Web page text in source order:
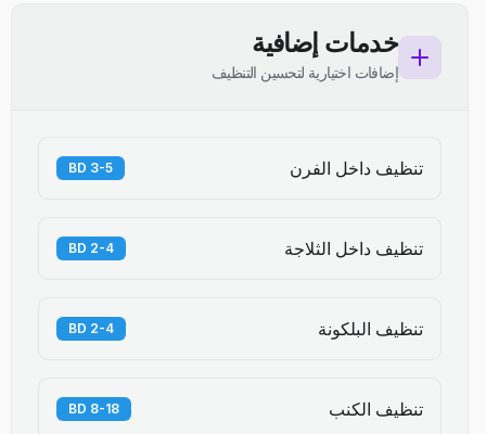
خدمات إضافية
إضافات اختيارية لتحسين التنظيف
تنظيف داخل الفرن 3-5 BD
تنظيف داخل الثلاجة 2-4 BD
تنظيف البلكونة 2-4 BD
تنظيف الكنب 8-18 BD